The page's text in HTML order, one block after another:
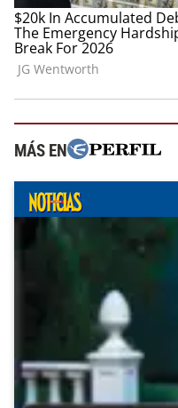
MÁS EN